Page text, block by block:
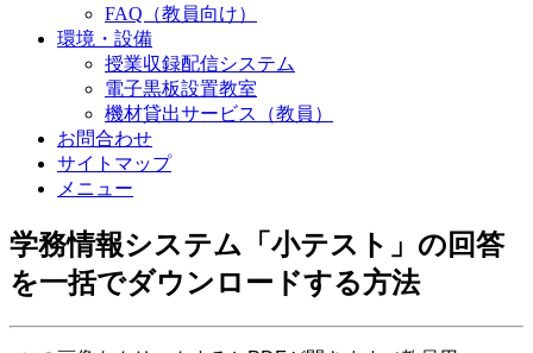
FAQ（教員向け）
環境・設備
授業収録配信システム
電子黒板設置教室
機材貸出サービス（教員）
お問合わせ
サイトマップ
メニュー
学務情報システム「小テスト」の回答
を一括でダウンロードする方法